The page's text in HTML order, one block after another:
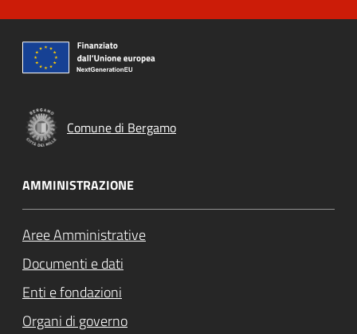
Comune di Bergamo
AMMINISTRAZIONE
Aree Amministrative
Documenti e dati
Enti e fondazioni
Organi di governo